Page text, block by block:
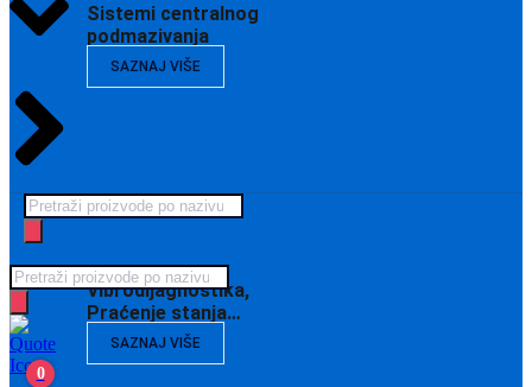
Sistemi centralnog
podmazivanja
SAZNAJ VIŠE
Vibrodijagnostika,
Praćenje stanja…
SAZNAJ VIŠE
Products
search
Products
search
0